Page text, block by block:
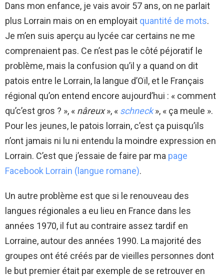
Dans mon enfance, je vais avoir 57 ans, on ne parlait
plus Lorrain mais on en employait quantité de mots.
Je m’en suis aperçu au lycée car certains ne me
comprenaient pas. Ce n’est pas le côté péjoratif le
problème, mais la confusion qu’il y a quand on dit
patois entre le Lorrain, la langue d’Oïl, et le Français
régional qu’on entend encore aujourd’hui : « comment
qu’c’est gros ? », « nâreux», « schneck», « ça meule ».
Pour les jeunes, le patois lorrain, c’est ça puisqu’ils
n’ont jamais ni lu ni entendu la moindre expression en
Lorrain. C’est que j’essaie de faire par ma page
Facebook Lorrain (langue romane).
Un autre problème est que si le renouveau des
langues régionales a eu lieu en France dans les
années 1970, il fut au contraire assez tardif en
Lorraine, autour des années 1990. La majorité des
groupes ont été créés par de vieilles personnes dont
le but premier était par exemple de se retrouver en